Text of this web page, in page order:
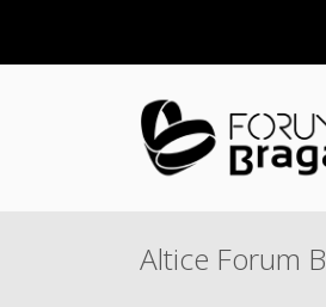
Altice Forum